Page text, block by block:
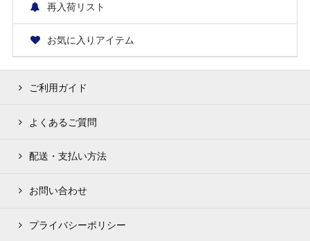
再入荷リスト
お気に入りアイテム
ご利用ガイド
よくあるご質問
配送・支払い方法
お問い合わせ
プライバシーポリシー